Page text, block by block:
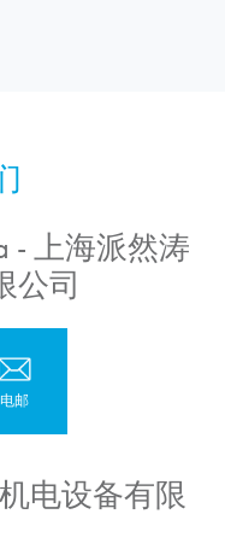
- 上海派然涛
公司
电设备有限